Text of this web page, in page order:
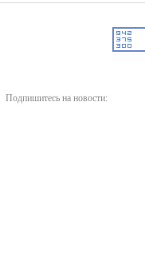
Подпишитесь на новости: